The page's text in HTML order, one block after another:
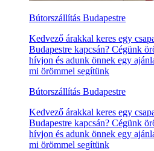
Bútorszállítás Budapestre
Kedvező árakkal keres egy
Budapestre kapcsán? Cégünk
hívjon és adunk önnek egy
mi örömmel segítünk
Bútorszállítás Budapestre
Kedvező árakkal keres egy
Budapestre kapcsán? Cégünk
hívjon és adunk önnek egy
mi örömmel segítünk